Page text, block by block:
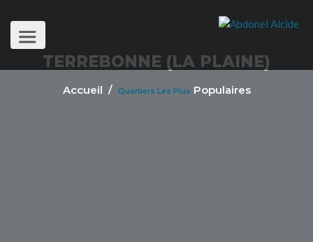
TERREBONNE (LA PLAINE)
Accueil / Quartiers Les Plus Populaires